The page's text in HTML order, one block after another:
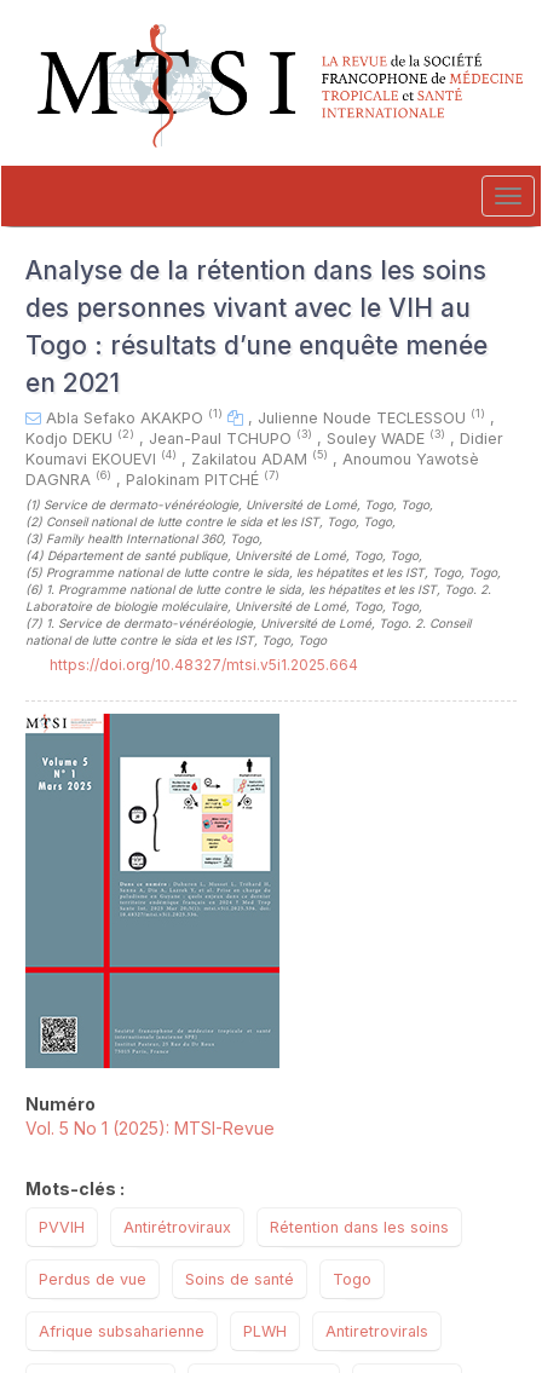
##plugins.themes.novelty.accessible_menu.main_navigation##
##plugins.themes.novelty.accessible_menu.main_content##
##plugins.themes.novelty.accessible_menu.sidebar##
Analyse de la rétention dans les soins
des personnes vivant avec le VIH au
Togo : résultats d’une enquête menée
en 2021
Abla Sefako AKAKPO (1) , Julienne Noude TECLESSOU (1) ,
Kodjo DEKU (2) , Jean-Paul TCHUPO (3) , Souley WADE (3) , Didier
Koumavi EKOUEVI (4) , Zakilatou ADAM (5) , Anoumou Yawotsè
DAGNRA (6) , Palokinam PITCHÉ (7)
(1) Service de dermato-vénéréologie, Université de Lomé, Togo, Togo,
(2) Conseil national de lutte contre le sida et les IST, Togo, Togo,
(3) Family health International 360, Togo,
(4) Département de santé publique, Université de Lomé, Togo, Togo,
(5) Programme national de lutte contre le sida, les hépatites et les IST, Togo, Togo,
(6) 1. Programme national de lutte contre le sida, les hépatites et les IST, Togo. 2.
Laboratoire de biologie moléculaire, Université de Lomé, Togo, Togo,
(7) 1. Service de dermato-vénéréologie, Université de Lomé, Togo. 2. Conseil
national de lutte contre le sida et les IST, Togo, Togo
https://doi.org/10.48327/mtsi.v5i1.2025.664
Numéro
Vol. 5 No 1 (2025): MTSI-Revue
Mots-clés :
PVVIH Antirétroviraux Rétention dans les soins
Perdus de vue Soins de santé Togo
Afrique subsaharienne PLWH Antiretrovirals